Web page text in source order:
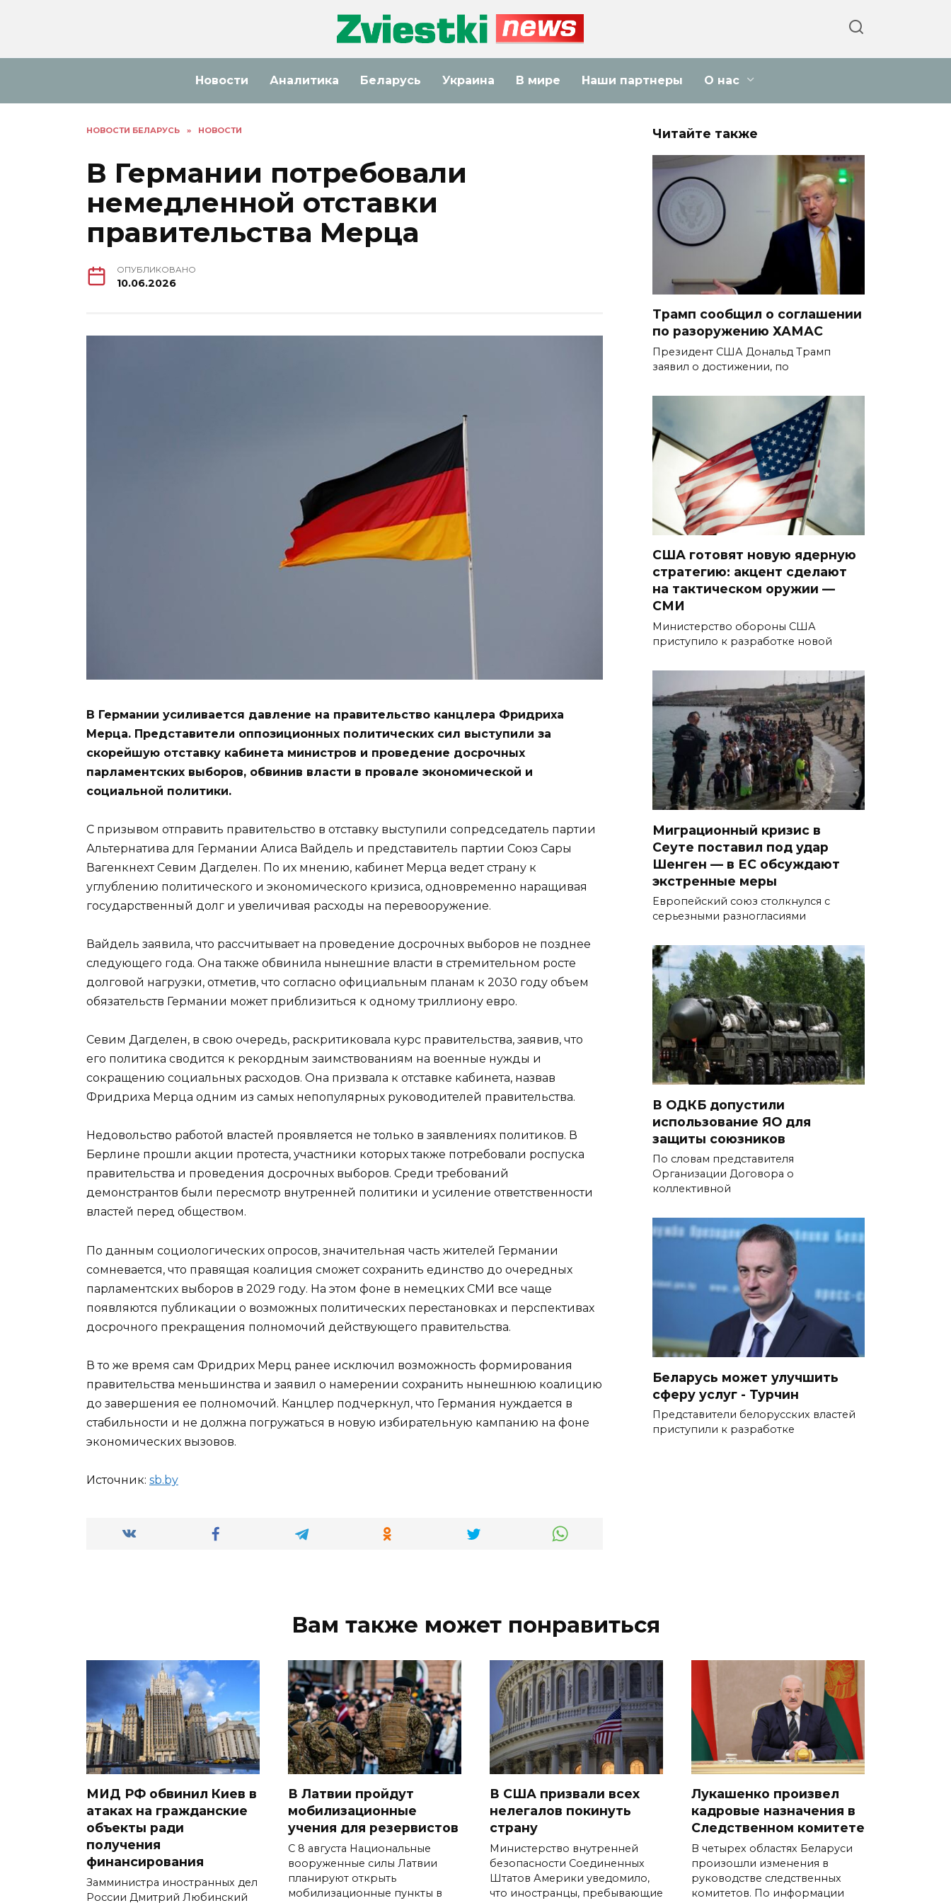
Новости Аналитика Беларусь Украина В мире Наши партнеры О нас
НОВОСТИ БЕЛАРУСЬ » НОВОСТИ
В Германии потребовали
немедленной отставки
правительства Мерца
ОПУБЛИКОВАНО
10.06.2026
В Германии усиливается давление на правительство канцлера Фридриха
Мерца. Представители оппозиционных политических сил выступили за
скорейшую отставку кабинета министров и проведение досрочных
парламентских выборов, обвинив власти в провале экономической и
социальной политики.
С призывом отправить правительство в отставку выступили сопредседатель партии
Альтернатива для Германии Алиса Вайдель и представитель партии Союз Сары
ВагенкнехтСевим Дагделен. По их мнению, кабинет Мерца ведет страну к
углублению политического и экономического кризиса, одновременно наращивая
государственный долг и увеличивая расходы на перевооружение.
Вайдель заявила, что рассчитывает на проведение досрочных выборов не позднее
следующего года. Она также обвинила нынешние власти в стремительном росте
долговой нагрузки, отметив, что согласно официальным планам к 2030 году объем
обязательств Германии может приблизиться к одному триллиону евро.
Севим Дагделен, в свою очередь, раскритиковала курс правительства, заявив, что
его политика сводится к рекордным заимствованиям на военные нужды и
сокращению социальных расходов. Она призвала к отставке кабинета, назвав
Фридриха Мерца одним из самых непопулярных руководителей правительства.
Недовольство работой властей проявляется не только в заявлениях политиков. В
Берлине прошли акции протеста, участники которых также потребовали роспуска
правительства и проведения досрочных выборов. Среди требований
демонстрантов были пересмотр внутренней политики и усиление ответственности
властей перед обществом.
По данным социологических опросов, значительная часть жителей Германии
сомневается, что правящая коалиция сможет сохранить единство до очередных
парламентских выборов в 2029 году. На этом фоне в немецких СМИ все чаще
появляются публикации о возможных политических перестановках и перспективах
досрочного прекращения полномочий действующего правительства.
В то же время сам Фридрих Мерц ранее исключил возможность формирования
правительства меньшинства и заявил о намерении сохранить нынешнюю коалицию
до завершения ее полномочий. Канцлер подчеркнул, что Германия нуждается в
стабильности и не должна погружаться в новую избирательную кампанию на фоне
экономических вызовов.
Источник: sb.by
Читайте также
Трамп сообщил о соглашении
по разоружению ХАМАС
Президент США Дональд Трамп
заявил о достижении, по
США готовят новую ядерную
стратегию: акцент сделают
на тактическом оружии —
СМИ
Министерство обороны США
приступило к разработке новой
Миграционный кризис в
Сеуте поставил под удар
Шенген — в ЕС обсуждают
экстренные меры
Европейский союз столкнулся с
серьезными разногласиями
В ОДКБ допустили
использование ЯО для
защиты союзников
По словам представителя
Организации Договора о
коллективной
Беларусь может улучшить
сферу услуг - Турчин
Представители белорусских властей
приступили к разработке
Вам также может понравиться
МИД РФ обвинил Киев в
атаках на гражданские
объекты ради
получения
финансирования
Замминистра иностранных дел
России Дмитрий Любинский
В Латвии пройдут
мобилизационные
учения для резервистов
С 8 августа Национальные
вооруженные силы Латвии
планируют открыть
мобилизационные пункты в
В США призвали всех
нелегалов покинуть
страну
Министерство внутренней
безопасности Соединенных
Штатов Америки уведомило,
что иностранцы, пребывающие
Лукашенко произвел
кадровые назначения в
Следственном комитете
В четырех областях Беларуси
произошли изменения в
руководстве следственных
комитетов. По информации